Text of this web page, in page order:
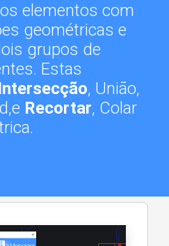
elementos com
geométricas e
grupos de
Estas
, União,
Recortar, Colar